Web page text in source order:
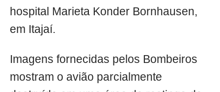
hospital Marieta Konder Bornhausen,
em Itajaí.
Imagens fornecidas pelos Bombeiros
mostram o avião parcialmente